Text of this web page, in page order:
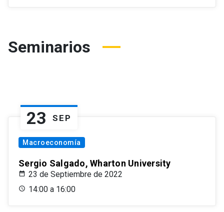
Seminarios
23 SEP
Macroeconomía
Sergio Salgado, Wharton University
23 de Septiembre de 2022
14:00 a 16:00